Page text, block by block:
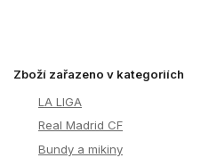
Zboží zařazeno v kategoriích
LA LIGA
Real Madrid CF
Bundy a mikiny